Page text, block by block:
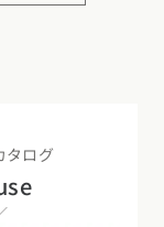
タログ